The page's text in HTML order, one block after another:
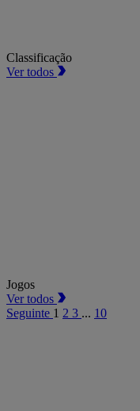
Classificação
Ver todos
Jogos
Ver todos
Seguinte 1 2 3 ... 10